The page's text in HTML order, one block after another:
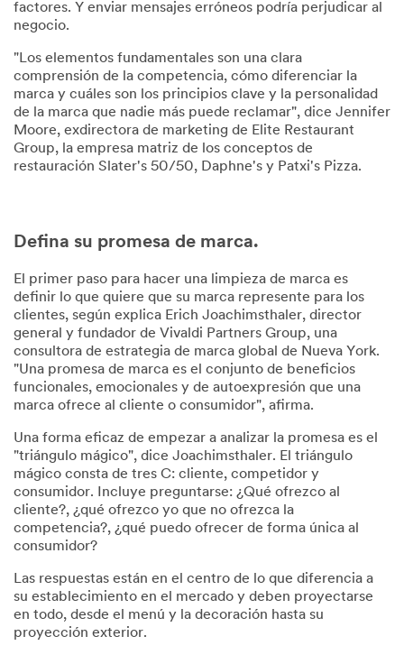
factores. Y enviar mensajes erróneos podría perjudicar al
negocio.
"Los elementos fundamentales son una clara
comprensión de la competencia, cómo diferenciar la
marca y cuáles son los principios clave y la personalidad
de la marca que nadie más puede reclamar", dice Jennifer
Moore, exdirectora de marketing de Elite Restaurant
Group, la empresa matriz de los conceptos de
restauración Slater's 50/50, Daphne's y Patxi's Pizza.
Defina su promesa de marca.
El primer paso para hacer una limpieza de marca es
definir lo que quiere que su marca represente para los
clientes, según explica Erich Joachimsthaler, director
general y fundador de Vivaldi Partners Group, una
consultora de estrategia de marca global de Nueva York.
"Una promesa de marca es el conjunto de beneficios
funcionales, emocionales y de autoexpresión que una
marca ofrece al cliente o consumidor", afirma.
Una forma eficaz de empezar a analizar la promesa es el
"triángulo mágico", dice Joachimsthaler. El triángulo
mágico consta de tres C: cliente, competidor y
consumidor. Incluye preguntarse: ¿Qué ofrezco al
cliente?, ¿qué ofrezco yo que no ofrezca la
competencia?, ¿qué puedo ofrecer de forma única al
consumidor?
Las respuestas están en el centro de lo que diferencia a
su establecimiento en el mercado y deben proyectarse
en todo, desde el menú y la decoración hasta su
proyección exterior.